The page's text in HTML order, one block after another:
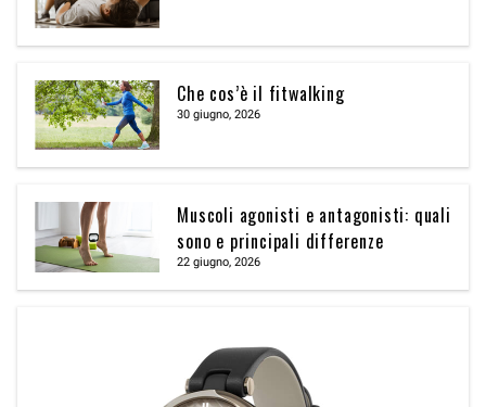
Che cos’è il fitwalking
30 giugno, 2026
Muscoli agonisti e antagonisti: quali
sono e principali differenze
22 giugno, 2026